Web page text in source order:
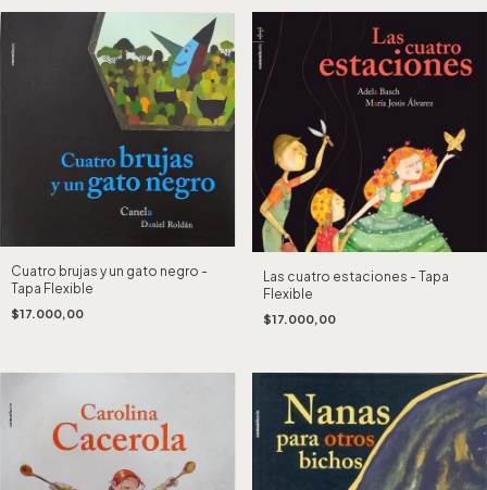
Cuatro brujas y un gato negro -
Tapa Flexible
$17.000,00
Las cuatro estaciones - Tapa
Flexible
$17.000,00